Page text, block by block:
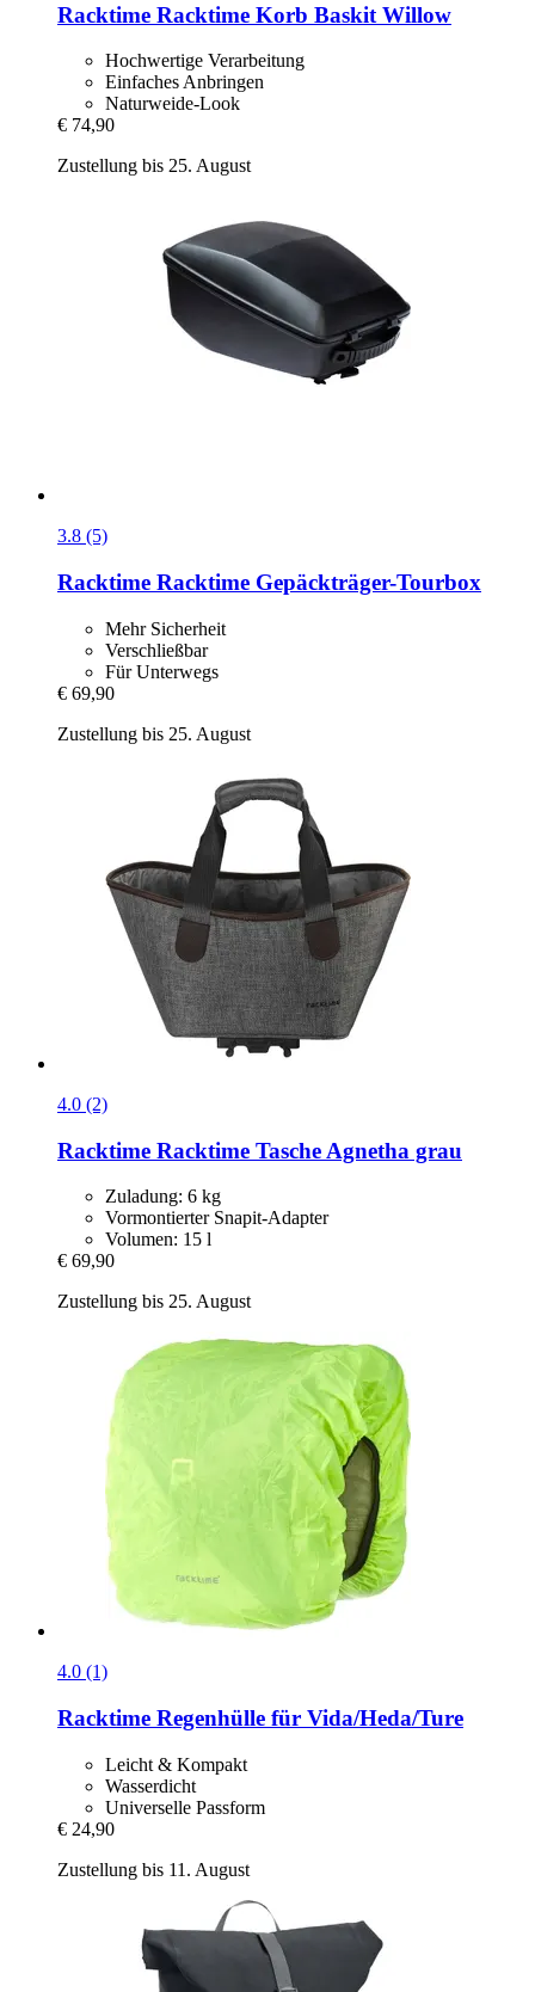
Racktime Racktime Korb Baskit Willow
Hochwertige Verarbeitung
Einfaches Anbringen
Naturweide-Look
€ 74,90
Zustellung bis 25. August
3.8 (5)
Racktime Racktime Gepäckträger-​Tourbox
Mehr Sicherheit
Verschließbar
Für Unterwegs
€ 69,90
Zustellung bis 25. August
4.0 (2)
Racktime Racktime Tasche Agnetha grau
Zuladung: 6 kg
Vormontierter Snapit-Adapter
Volumen: 15 l
€ 69,90
Zustellung bis 25. August
4.0 (1)
Racktime Regenhülle für Vida/Heda/Ture
Leicht & Kompakt
Wasserdicht
Universelle Passform
€ 24,90
Zustellung bis 11. August